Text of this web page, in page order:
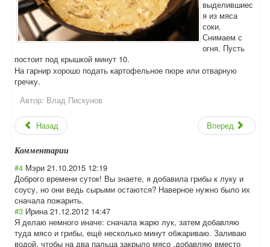
выделившиес
я из мяса
соки.
Снимаем с
огня. Пусть
постоит под крышкой минут 10.
На гарнир хорошо подать картофельное пюре или отварную
гречку.
Автор: Влад Пискунов
Назад Вперед
Комментарии
#4 Мэри 21.10.2015 12:19
Доброго времени суток! Вы знаете, я добавила грибы к луку и
соусу, но они ведь сырыми остаются? Наверное нужно было их
сначала пожарить.
#3 Ирина 21.12.2012 14:47
Я делаю немного иначе: сначала жарю лук, затем добавляю
туда мясо и грибы, ещё несколько минут обжариваю. Заливаю
водой, чтобы на два пальца закрыло мясо ,добавляю вместо